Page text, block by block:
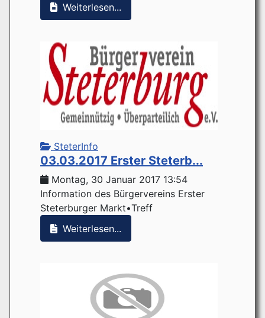
Weiterlesen...
SteterInfo
03.03.2017 Erster Steterb...
Montag, 30 Januar 2017 13:54
Information des Bürgervereins Erster
Steterburger Markt•Treff
Weiterlesen...